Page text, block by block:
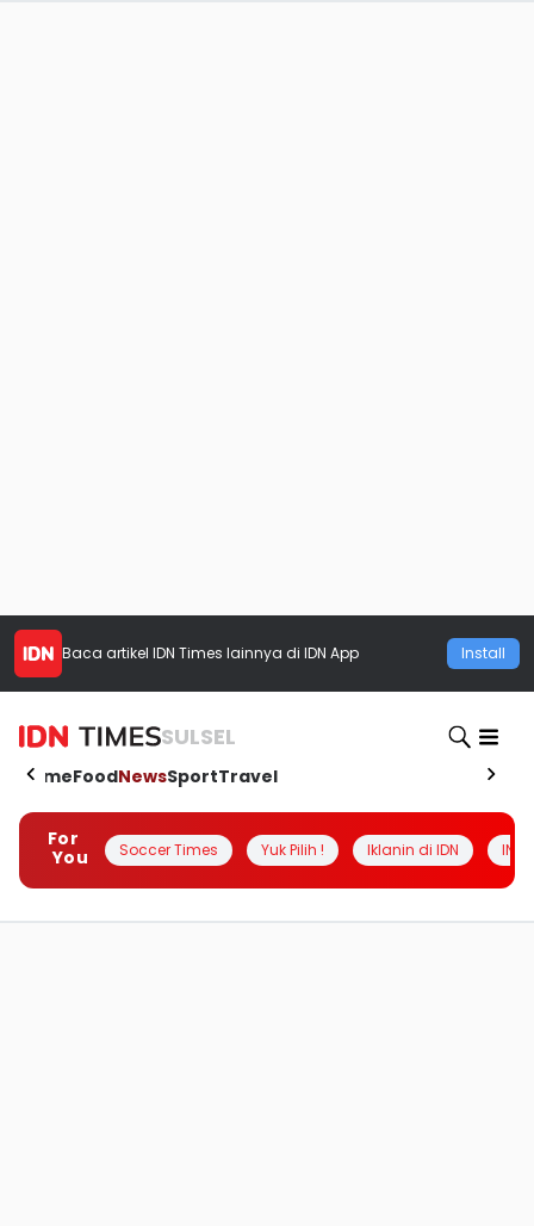
Baca artikel IDN Times lainnya di IDN App Install
SULSEL
HomeFoodNewsSportTravel
For
You
Soccer Times Yuk Pilih ! Iklanin di IDN